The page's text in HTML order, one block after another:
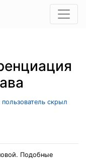
скрыл
Подобные